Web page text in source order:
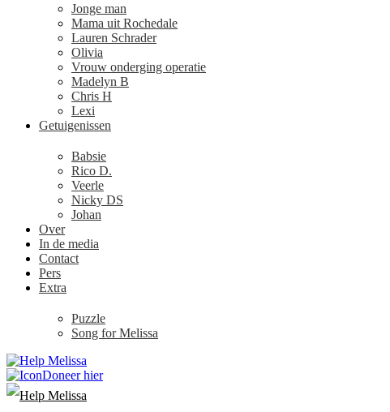
Jonge man
Mama uit Rochedale
Lauren Schrader
Olivia
Vrouw onderging operatie
Madelyn B
Chris H
Lexi
Getuigenissen
Babsie
Rico D.
Veerle
Nicky DS
Johan
Over
In de media
Contact
Pers
Extra
Puzzle
Song for Melissa
Doneer hier